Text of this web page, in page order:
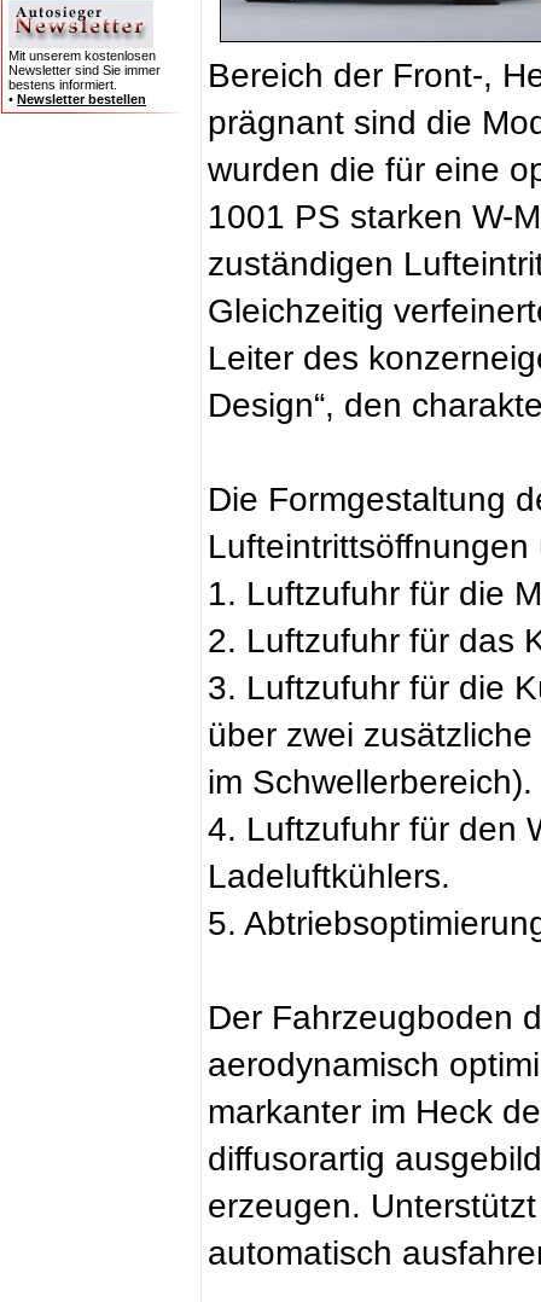
Mit unserem kostenlosen
Newsletter sind Sie immer
bestens informiert.
• Newsletter bestellen
Bereich der Front-,
prägnant sind die
wurden die für eine
1001 PS starken W-
zuständigen
Gleichzeitig
Leiter des
Design“, den
Die Formgestaltung
1. Luftzufuhr für die
2. Luftzufuhr für das
3. Luftzufuhr für die
über zwei
im Schwellerbereich).
4. Luftzufuhr für den
Ladeluftkühlers.
5.
Der Fahrzeugboden
aerodynamisch
markanter im Heck
diffusorartig
erzeugen.
automatisch